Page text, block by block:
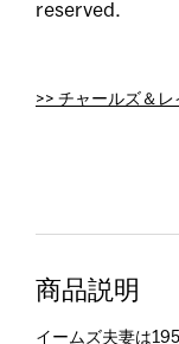
reserved.
>> チャールズ＆
商品説明
イームズ夫妻は